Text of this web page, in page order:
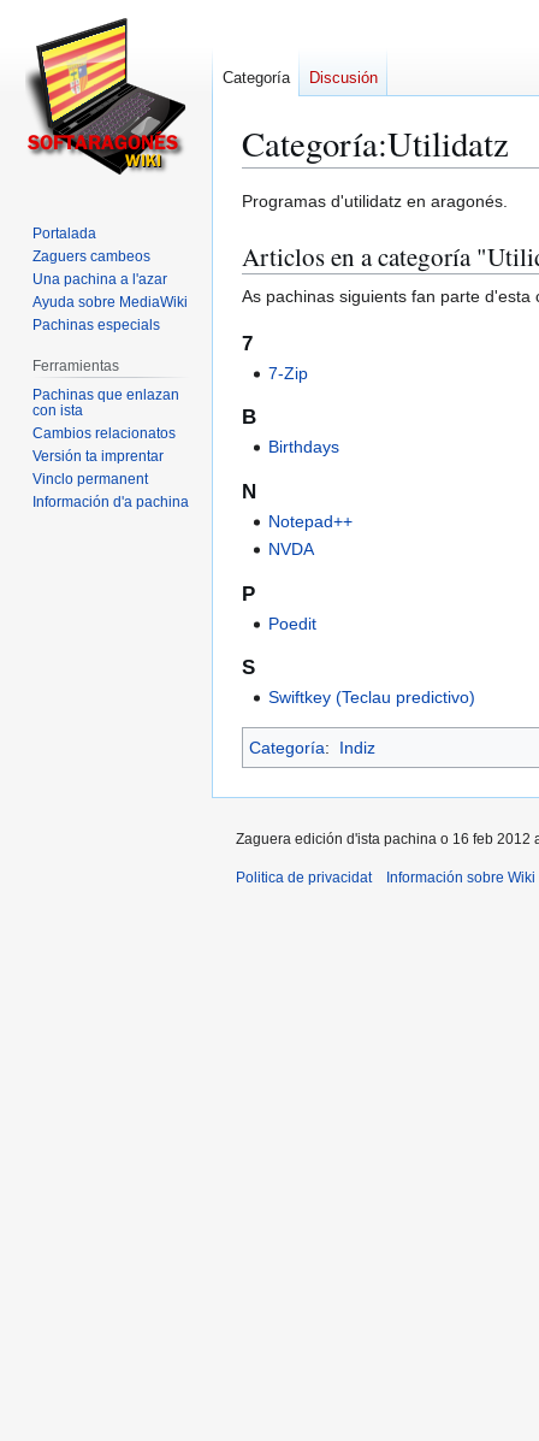
Categoría:Utilidatz
Ir
la
navegación
Ir
la
búsqueda
Programas d'utilidatz en aragonés.
Articlos en a categoría
As pachinas siguients fan parte
7
7-Zip
B
Birthdays
N
Notepad++
NVDA
P
Poedit
S
Swiftkey (Teclau predictivo)
Categoría: Indiz
Categoría Discusión
Portalada
Zaguers cambeos
Una pachina a l'azar
Ayuda sobre MediaWiki
Pachinas especials
Ferramientas
Pachinas que enlazan
con ista
Cambios relacionatos
Versión ta imprentar
Vinclo permanent
Información d'a pachina
Zaguera edición d'ista pachina o 16 feb 2012
Politica de privacidat Información sobre